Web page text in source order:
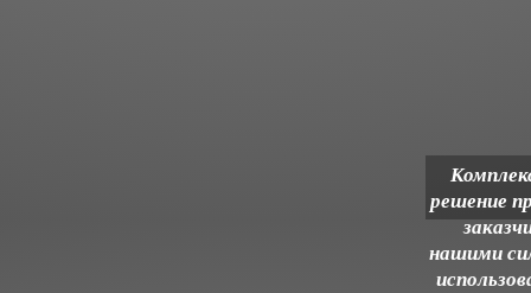
решение
нашими